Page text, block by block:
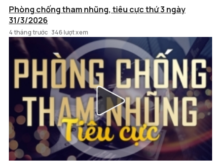
Phòng chống tham nhũng, tiêu cực thứ 3 ngày
31/3/2026
4 tháng trước 346 lượt xem